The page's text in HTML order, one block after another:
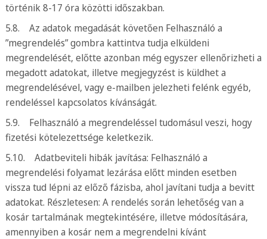
történik 8-17 óra közötti időszakban.
5.8. Az adatok megadását követően Felhasználó a
”megrendelés” gombra kattintva tudja elküldeni
megrendelését, előtte azonban még egyszer ellenőrizheti a
megadott adatokat, illetve megjegyzést is küldhet a
megrendelésével, vagy e-mailben jelezheti felénk egyéb,
rendeléssel kapcsolatos kívánságát.
5.9. Felhasználó a megrendeléssel tudomásul veszi, hogy
fizetési kötelezettsége keletkezik.
5.10. Adatbeviteli hibák javítása: Felhasználó a
megrendelési folyamat lezárása előtt minden esetben
vissza tud lépni az előző fázisba, ahol javítani tudja a bevitt
adatokat. Részletesen: A rendelés során lehetőség van a
kosár tartalmának megtekintésére, illetve módosítására,
amennyiben a kosár nem a megrendelni kívánt